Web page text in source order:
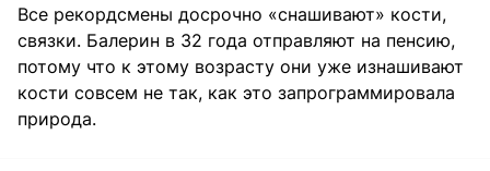
Все рекордсмены досрочно «снашивают» кости,
связки. Балерин в 32 года отправляют на пенсию,
потому что к этому возрасту они уже изнашивают
кости совсем не так, как это запрограммировала
природа.